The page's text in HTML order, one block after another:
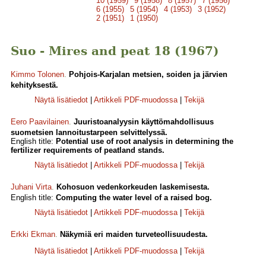
6 (1955)
5 (1954) 4 (1953)
3 (1952)
2 (1951)
1 (1950)
Suo - Mires and peat 18 (1967)
Kimmo Tolonen. Pohjois-Karjalan metsien, soiden ja järvien
kehityksestä.
Näytä lisätiedot
Artikkeli PDF-muodossa| Tekijä
Eero Paavilainen. Juuristoanalyysin käyttömahdollisuus
suometsien lannoitustarpeen selvittelyssä.
English title: Potential use of root analysis in determining the
fertilizer requirements of peatland stands.
Näytä lisätiedot
Artikkeli PDF-muodossa| Tekijä
Juhani Virta. Kohosuon vedenkorkeuden laskemisesta.
English title: Computing the water level of a raised bog.
Näytä lisätiedot
Artikkeli PDF-muodossa| Tekijä
Erkki Ekman. Näkymiä eri maiden turveteollisuudesta.
Näytä lisätiedot
Artikkeli PDF-muodossa| Tekijä